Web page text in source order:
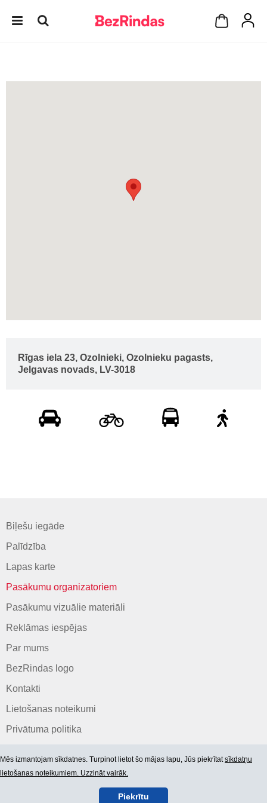
Rīgas iela 23, Ozolnieki, Ozolnieku pagasts,
Jelgavas novads, LV-3018
Biļešu iegāde
Palīdzība
Lapas karte
Pasākumu organizatoriem
Pasākumu vizuālie materiāli
Reklāmas iespējas
Par mums
BezRindas logo
Kontakti
Lietošanas noteikumi
Privātuma politika
Mēs izmantojam sīkdatnes. Turpinot lietot šo mājas lapu, Jūs piekrītatsīkdatņu
lietošanas noteikumiem. Uzzināt vairāk.
Piekrītu